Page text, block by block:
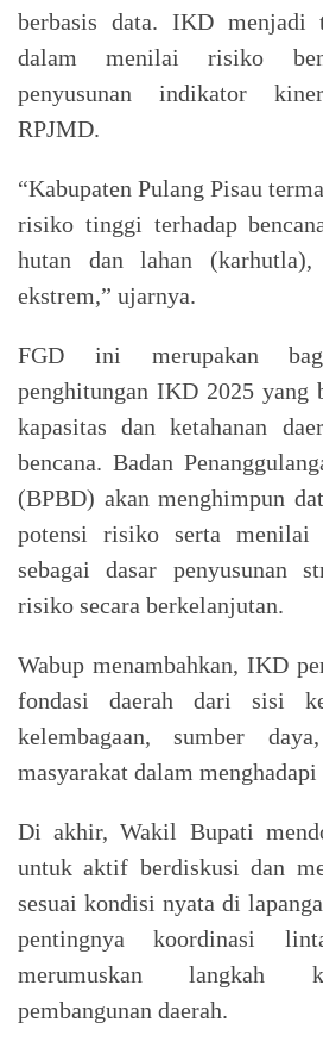
berbasis data. IKD menjadi
dalam menilai risiko
penyusunan indikator
RPJMD.
“Kabupaten Pulang Pisau
risiko tinggi terhadap
hutan dan lahan
ekstrem,” ujarnya.
FGD ini merupakan
penghitungan IKD 2025 yang
kapasitas dan ketahanan
bencana. Badan
(BPBD) akan menghimpun
potensi risiko serta menilai
sebagai dasar penyusunan
risiko secara berkelanjutan.
Wabup menambahkan, IKD
fondasi daerah dari sisi
kelembagaan, sumber
masyarakat dalam menghadapi
Di akhir, Wakil Bupati
untuk aktif berdiskusi dan
sesuai kondisi nyata di
pentingnya koordinasi
merumuskan langkah
pembangunan daerah.